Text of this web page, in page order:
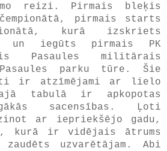
reizi. Pirmais bleķis
pirmais starts
kurā izskriets
un iegūts pirmais PK
Pasaules militārais
parku tūre. Šie
ir atzīmējami ar lielo
tabulā ir apkopotas
sacensības. Ļoti
ar iepriekšējo gadu,
ir vidējais ātrums
uzvarētājam. Abi